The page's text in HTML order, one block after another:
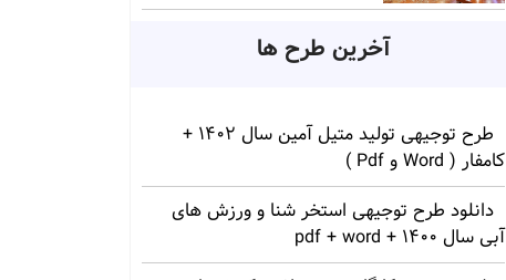
آخرین طرح ها
طرح توجیهی تولید متیل آمین سال 1402 +
کامفار ( Word و Pdf )
دانلود طرح توجیهی استخر شنا و ورزش های
آبی سال 1400 + pdf + word